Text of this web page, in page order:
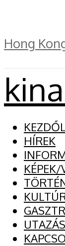
Hong
HÍREK
KÉPEK/
UTAZÁS